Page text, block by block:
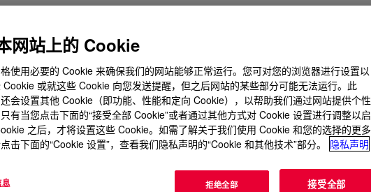
网站上的 Cookie
使用必要的 Cookie 来确保我们的网站能够正常运行。您可对您的浏览器进行设置以
Cookie 或就这些 Cookie 向您发送提醒，但之后网站的某些部分可能无法运行。此
会设置其他 Cookie（即功能、性能和定向 Cookie），以帮助我们通过网站提供个性
有当您点击下面的“接受全部 Cookie”或者通过其他方式对 Cookie 设置进行调整以启
之后，才将设置这些 Cookie。如需了解关于我们使用 Cookie 和您的选择的更多
击下面的“Cookie 设置”，查看我们隐私声明的“Cookie 和其他技术”部分。
隐私声明
息 拒绝全部 接受全部